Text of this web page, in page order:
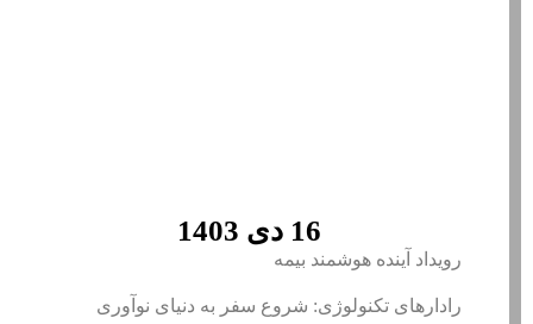
16 دی 1403
رویداد آینده هوشمند بیمه
رادارهای تکنولوژی: شروع سفر به دنیای نوآوری